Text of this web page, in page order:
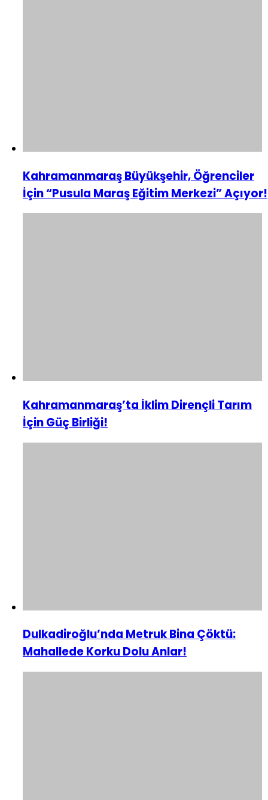
Kahramanmaraş Büyükşehir, Öğrenciler
İçin “Pusula Maraş Eğitim Merkezi” Açıyor!
Kahramanmaraş’ta İklim Dirençli Tarım
İçin Güç Birliği!
Dulkadiroğlu’nda Metruk Bina Çöktü:
Mahallede Korku Dolu Anlar!